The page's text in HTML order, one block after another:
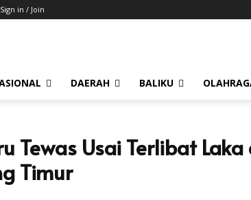
Sign in / Join
DAERAH BALIKU
Tewas Usai Terlibat
Timur